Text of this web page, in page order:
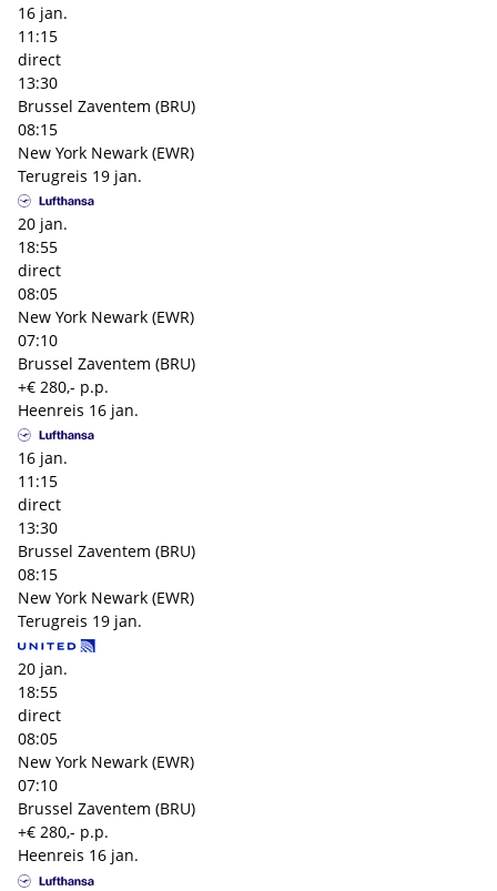
16 jan.
11:15
direct
13:30
Brussel Zaventem (BRU)
08:15
New York Newark (EWR)
Terugreis 19 jan.
20 jan.
18:55
direct
08:05
New York Newark (EWR)
07:10
Brussel Zaventem (BRU)
+€ 280,- p.p.
Heenreis 16 jan.
16 jan.
11:15
direct
13:30
Brussel Zaventem (BRU)
08:15
New York Newark (EWR)
Terugreis 19 jan.
20 jan.
18:55
direct
08:05
New York Newark (EWR)
07:10
Brussel Zaventem (BRU)
+€ 280,- p.p.
Heenreis 16 jan.